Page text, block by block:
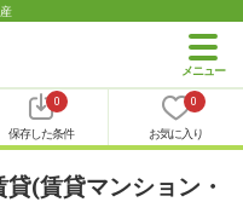
0
保存した条件
0
お気に入り
(賃貸マンション・